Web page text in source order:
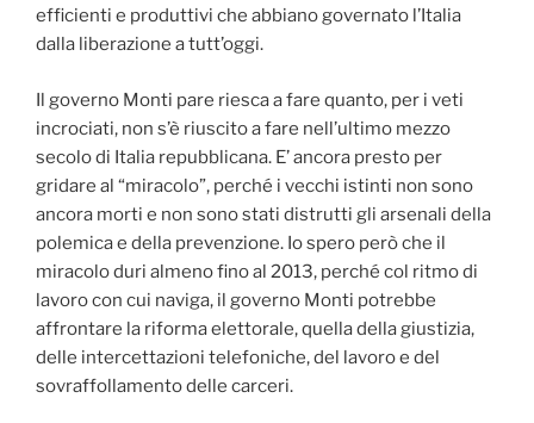
efficienti e produttivi che abbiano governato l’Italia
dalla liberazione a tutt’oggi.
Il governo Monti pare riesca a fare quanto, per i veti
incrociati, non s’è riuscito a fare nell’ultimo mezzo
secolo di Italia repubblicana. E’ ancora presto per
gridare al “miracolo”, perché i vecchi istinti non sono
ancora morti e non sono stati distrutti gli arsenali della
polemica e della prevenzione. Io spero però che il
miracolo duri almeno fino al 2013, perché col ritmo di
lavoro con cui naviga, il governo Monti potrebbe
affrontare la riforma elettorale, quella della giustizia,
delle intercettazioni telefoniche, del lavoro e del
sovraffollamento delle carceri.